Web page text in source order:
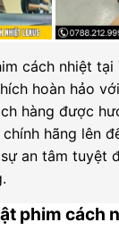
cách nhiệt tại
hoàn hảo
hàng được
hãng lên
an tâm tuyệt
phim cách